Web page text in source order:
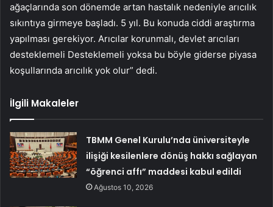
ağaçlarında son dönemde artan hastalık nedeniyle arıcılık
sıkıntıya girmeye başladı. 5 yıl. Bu konuda ciddi araştırma
yapılması gerekiyor. Arıcılar korunmalı, devlet arıcıları
desteklemeli Desteklemeli yoksa bu böyle giderse piyasa
koşullarında arıcılık yok olur” dedi.
İlgili Makaleler
TBMM Genel Kurulu’nda üniversiteyle
ilişiği kesilenlere dönüş hakkı sağlayan
“öğrenci affı” maddesi kabul edildi
Ağustos 10, 2026